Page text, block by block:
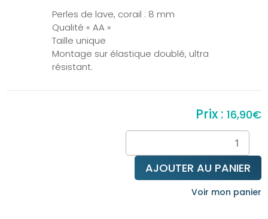
Perles de lave, corail : 8 mm
Qualité « AA »
Taille unique
Montage sur élastique doublé, ultra
résistant.
16,90€
quantité
de
Bracelet
diffuseur
AJOUTER AU PANIER
Voir mon panier